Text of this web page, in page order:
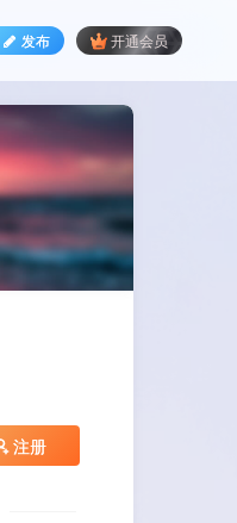
发布 开通会员
注册